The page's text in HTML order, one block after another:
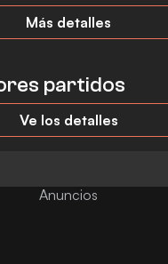
Más detalles
partidos
Ve los detalles
Anuncios